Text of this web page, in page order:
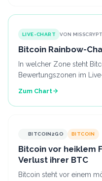
LIVE-CHART VON
Bitcoin Rainbow-
In welcher Zone steht
Bewertungszonen im
Zum Chart
BITCOIN2GO BITCOIN
Bitcoin vor heiklem
Verlust ihrer BTC
Bitcoin steht vor einem